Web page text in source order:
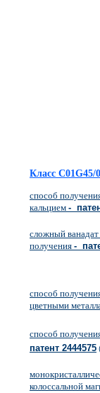
Класс C01G45/
способ
кальцием -
сложный ванадат
получения -
способ
цветными
способ
патент 2444575
колоссальной